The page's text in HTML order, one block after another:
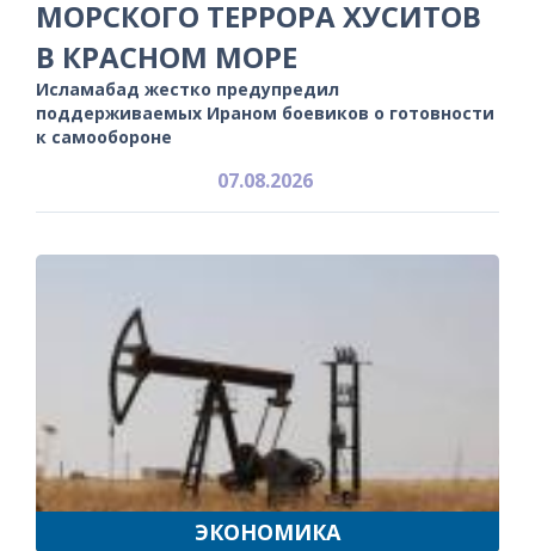
МОРСКОГО ТЕРРОРА ХУСИТОВ
В КРАСНОМ МОРЕ
Исламабад жестко предупредил
поддерживаемых Ираном боевиков о готовности
к самообороне
07.08.2026
ЭКОНОМИКА